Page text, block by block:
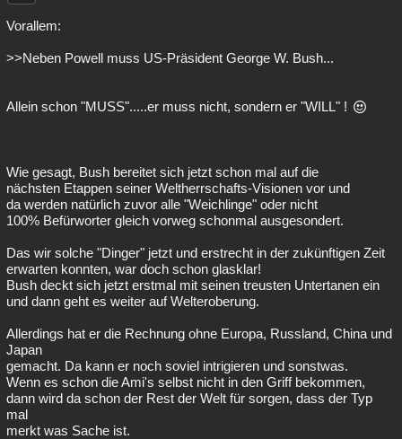
Vorallem:
>>Neben Powell muss US-Präsident George W. Bush...
Allein schon "MUSS".....er muss nicht, sondern er "WILL" !
Wie gesagt, Bush bereitet sich jetzt schon mal auf die
nächsten Etappen seiner Weltherrschafts-Visionen vor und
da werden natürlich zuvor alle "Weichlinge" oder nicht
100% Befürworter gleich vorweg schonmal ausgesondert.
Das wir solche "Dinger" jetzt und erstrecht in der zukünftigen Zeit
erwarten konnten, war doch schon glasklar!
Bush deckt sich jetzt erstmal mit seinen treusten Untertanen ein
und dann geht es weiter auf Welteroberung.
Allerdings hat er die Rechnung ohne Europa, Russland, China und
Japan
gemacht. Da kann er noch soviel intrigieren und sonstwas.
Wenn es schon die Ami's selbst nicht in den Griff bekommen,
dann wird da schon der Rest der Welt für sorgen, dass der Typ
mal
merkt was Sache ist.